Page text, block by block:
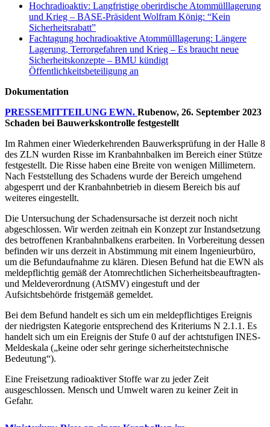
Hochradioaktiv: Langfristige oberirdische Atommülllagerung
und Krieg – BASE-Präsident Wolfram König: “Kein
Sicherheitsrabatt”
Fachtagung hochradioaktive Atommülllagerung: Längere
Lagerung, Terrorgefahren und Krieg – Es braucht neue
Sicherheitskonzepte – BMU kündigt
Öffentlichkeitsbeteiligung an
Dokumentation
PRESSEMITTEILUNG EWN. Rubenow, 26. September 2023
Schaden bei Bauwerkskontrolle festgestellt
Im Rahmen einer Wiederkehrenden Bauwerksprüfung in der Halle 8
des ZLN wurden Risse im Kranbahnbalken im Bereich einer Stütze
festgestellt. Die Risse haben eine Breite von wenigen Millimetern.
Nach Feststellung des Schadens wurde der Bereich umgehend
abgesperrt und der Kranbahnbetrieb in diesem Bereich bis auf
weiteres eingestellt.
Die Untersuchung der Schadensursache ist derzeit noch nicht
abgeschlossen. Wir werden zeitnah ein Konzept zur Instandsetzung
des betroffenen Kranbahnbalkens erarbeiten. In Vorbereitung dessen
befinden wir uns derzeit in Abstimmung mit einem Ingenieurbüro,
um die Befundaufnahme zu klären. Diesen Befund hat die EWN als
meldepflichtig gemäß der Atomrechtlichen Sicherheitsbeauftragten-
und Meldeverordnung (AtSMV) eingestuft und der
Aufsichtsbehörde fristgemäß gemeldet.
Bei dem Befund handelt es sich um ein meldepflichtiges Ereignis
der niedrigsten Kategorie entsprechend des Kriteriums N 2.1.1. Es
handelt sich um ein Ereignis der Stufe 0 auf der achtstufigen INES-
Meldeskala („keine oder sehr geringe sicherheitstechnische
Bedeutung“).
Eine Freisetzung radioaktiver Stoffe war zu jeder Zeit
ausgeschlossen. Mensch und Umwelt waren zu keiner Zeit in
Gefahr.